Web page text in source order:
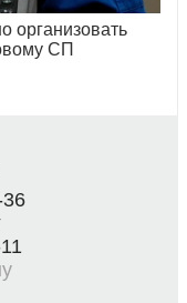
организовать
СП